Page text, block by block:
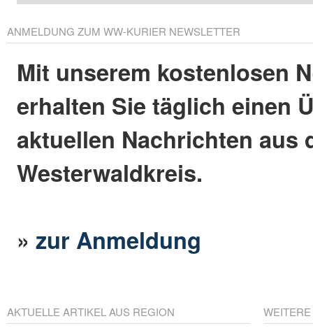
ANMELDUNG ZUM WW-KURIER NEWSLETTER
Mit unserem kostenlosen
erhalten Sie täglich einen
aktuellen Nachrichten aus
Westerwaldkreis.
»zur Anmeldung
AKTUELLE ARTIKEL AUS REGION